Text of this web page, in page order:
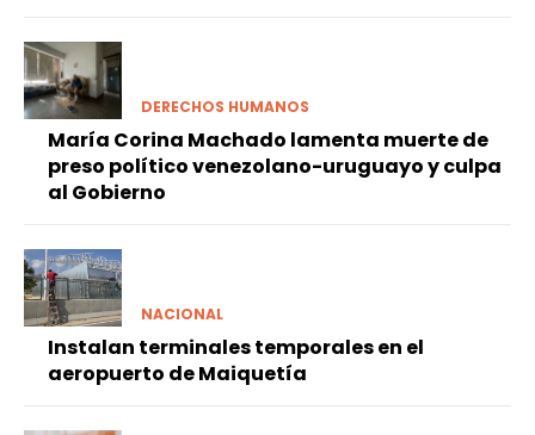
DERECHOS HUMANOS
María Corina Machado lamenta muerte de
preso político venezolano-uruguayo y culpa
al Gobierno
NACIONAL
Instalan terminales temporales en el
aeropuerto de Maiquetía